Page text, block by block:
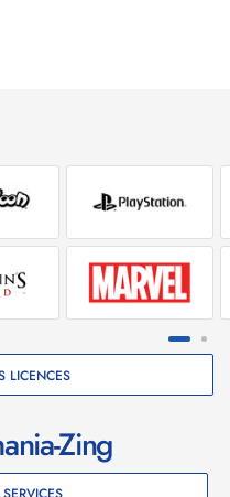
or est-ce vraiment le
est reçu, c'est à vous,
qu'il incombe de
et de récupérer sa boîte
vous mènera dans un
à des vagues
revenir vivant et
intense présenté dans un
frénétique inspirée de
et les spéciaux KILLER
démoniaques qui
en chargeant votre arme
tout ce qui se
de votre vaisseau !
tentez d'obtenir les
LICENCES
Zing